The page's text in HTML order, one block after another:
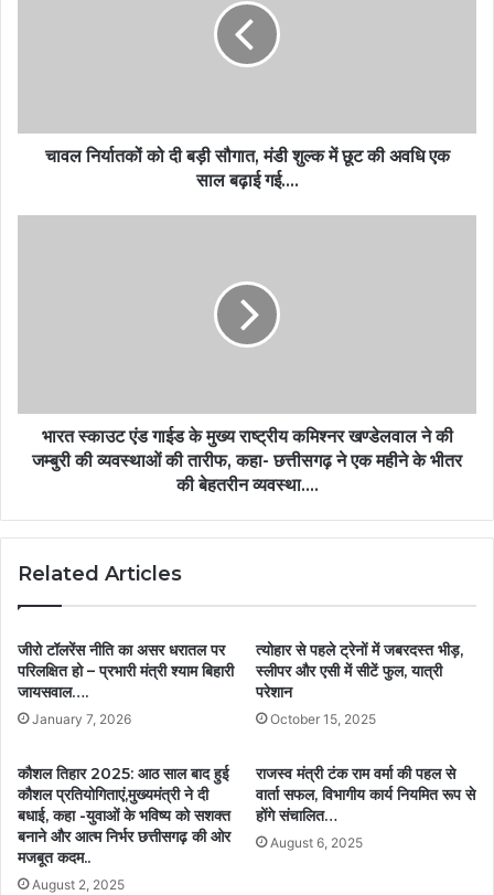
चावल निर्यातकों को दी बड़ी सौगात, मंडी शुल्क में छूट की अवधि एक
साल बढ़ाई गई….
भारत स्काउट एंड गाईड के मुख्य राष्ट्रीय कमिश्नर खण्डेलवाल ने की
जम्बुरी की व्यवस्थाओं की तारीफ, कहा- छत्तीसगढ़ ने एक महीने के भीतर
की बेहतरीन व्यवस्था….
Related Articles
जीरो टॉलरेंस नीति का असर धरातल पर
परिलक्षित हो – प्रभारी मंत्री श्याम बिहारी
जायसवाल….
January 7, 2026
त्योहार से पहले ट्रेनों में जबरदस्त भीड़,
स्लीपर और एसी में सीटें फुल, यात्री
परेशान
October 15, 2025
कौशल तिहार 2025: आठ साल बाद हुई
कौशल प्रतियोगिताएं,मुख्यमंत्री ने दी
बधाई, कहा -युवाओं के भविष्य को सशक्त
बनाने और आत्म निर्भर छत्तीसगढ़ की ओर
मजबूत कदम..
August 2, 2025
राजस्व मंत्री टंक राम वर्मा की पहल से
वार्ता सफल, विभागीय कार्य नियमित रूप से
होंगे संचालित…
August 6, 2025